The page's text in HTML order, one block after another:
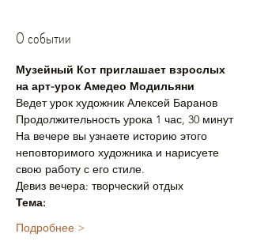
О событии
Музейный Кот приглашает взрослых
на арт-урок Амедео Модильяни
Ведет урок художник Алексей Баранов
Продолжительность урока 1 час, 30 минут
На вечере вы узнаете историю этого
неповторимого художника и нарисуете
свою работу с его стиле.
Девиз вечера: творческий отдых
Тема:
Подробнее >